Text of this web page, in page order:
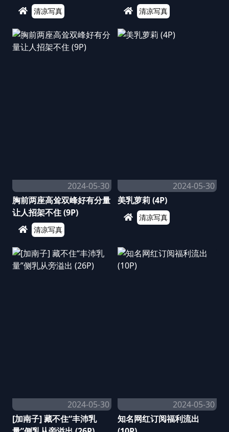
清凉写真 清凉写真
2024-05-30
胸前两座高耸双峰好有分量
让人招架不住 (9P)
清凉写真
2024-05-30
美乳萝莉 (4P)
清凉写真
2024-05-30
[加南子] 藏不住“丰沛乳
2024-05-30
知名网红订阅福利流出